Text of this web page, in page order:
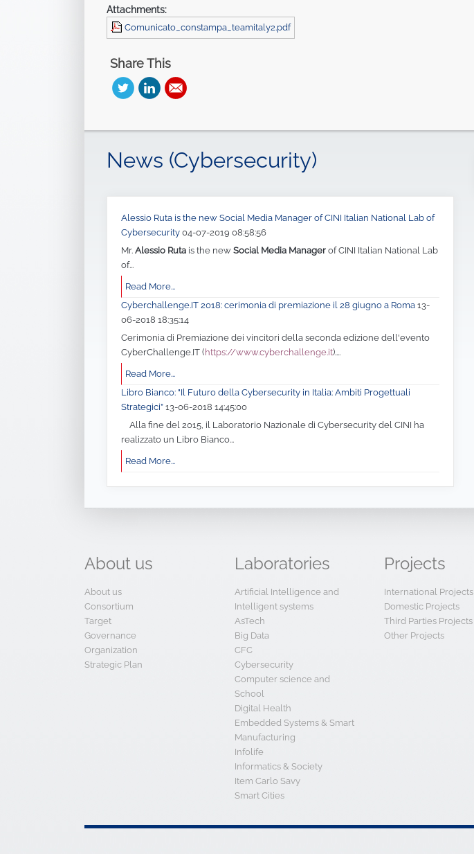
Attachments:
Comunicato_constampa_teamitaly2.pdf
Share This
News (Cybersecurity)
Alessio Ruta is the new Social Media Manager of CINI Italian National Lab of
Cybersecurity 04-07-2019 08:58:56
Mr. Alessio Ruta is the new Social Media Manager of CINI Italian National Lab
of...
Read More...
Cyberchallenge.IT 2018: cerimonia di premiazione il 28 giugno a Roma 13-
06-2018 18:35:14
Cerimonia di Premiazione dei vincitori della seconda edizione dell'evento
CyberChallenge.IT ( https://www.cyberchallenge.it)....
Read More...
Libro Bianco: "Il Futuro della Cybersecurity in Italia: Ambiti Progettuali
Strategici” 13-06-2018 14:45:00
Alla fine del 2015, il Laboratorio Nazionale di Cybersecurity del CINI ha
realizzato un Libro Bianco...
Read More...
About us
About us
Consortium
Target
Governance
Organization
Strategic Plan
Laboratories
Artificial Intelligence and
Intelligent systems
AsTech
Big Data
CFC
Cybersecurity
Computer science and
School
Digital Health
Embedded Systems & Smart
Manufacturing
Infolife
Informatics & Society
Item Carlo Savy
Smart Cities
Projects
International Projects
Domestic Projects
Third Parties Projects
Other Projects